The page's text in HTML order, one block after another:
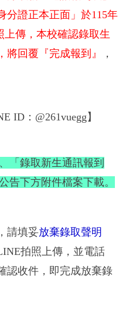
分證正本正面」於115年
上傳，本校確認錄取生
回覆『完成報到』
，
ID：@261vuegg】
「錄取新生通訊報到
告下方附件檔案下載。
請填妥放棄錄取聲明
拍照上傳，並電話
認收件，即完成放棄錄